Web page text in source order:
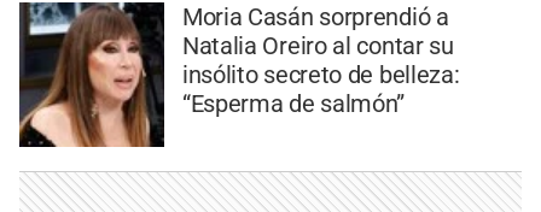
Moria Casán sorprendió a
Natalia Oreiro al contar su
insólito secreto de belleza:
“Esperma de salmón”